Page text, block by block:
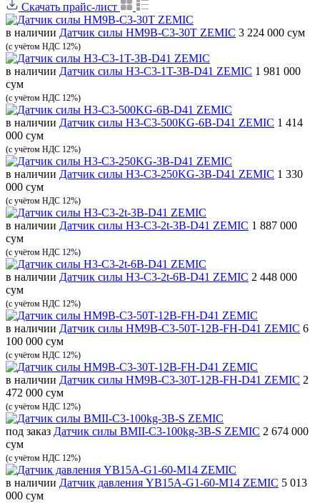
Скачать прайс-лист
в наличии Датчик силы HM9B-C3-30T ZEMIC 3 224 000 сум
(с учётом НДС 12%)
в наличии Датчик силы H3-C3-1T-3B-D41 ZEMIC 1 981 000
сум
(с учётом НДС 12%)
в наличии Датчик силы H3-C3-500KG-6B-D41 ZEMIC 1 414
000 сум
(с учётом НДС 12%)
в наличии Датчик силы H3-C3-250KG-3B-D41 ZEMIC 1 330
000 сум
(с учётом НДС 12%)
в наличии Датчик силы H3-C3-2t-3B-D41 ZEMIC 1 887 000
сум
(с учётом НДС 12%)
в наличии Датчик силы H3-C3-2t-6B-D41 ZEMIC 2 448 000
сум
(с учётом НДС 12%)
в наличии Датчик силы HM9B-C3-50T-12B-FH-D41 ZEMIC 6
100 000 сум
(с учётом НДС 12%)
в наличии Датчик силы HM9B-C3-30T-12B-FH-D41 ZEMIC 2
472 000 сум
(с учётом НДС 12%)
под заказ Датчик силы BMII-C3-100kg-3B-S ZEMIC 2 674 000
сум
(с учётом НДС 12%)
в наличии Датчик давления YB15A-G1-60-M14 ZEMIC 5 013
000 сум